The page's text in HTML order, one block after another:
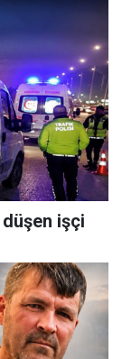
işçi